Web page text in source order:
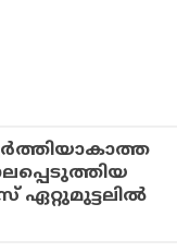
ഏറ്റുമുട്ടലില്‍